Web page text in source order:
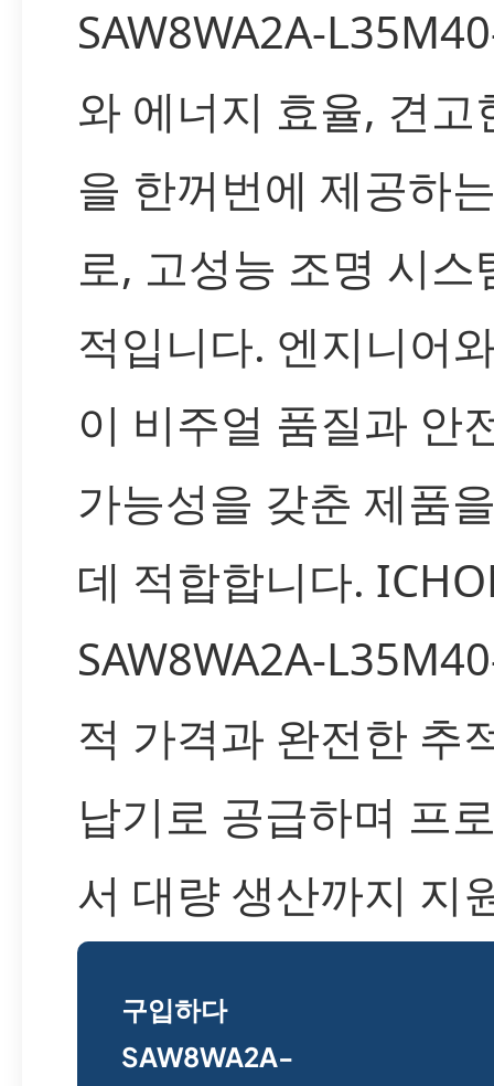
SAW8WA2A-
와 에너지 효율, 견고
을 한꺼번에 제공하
로, 고성능 조명 시스
적입니다. 엔지니어
이 비주얼 품질과 안
가능성을 갖춘 제품
데 적합합니다.
SAW8WA2A-
적 가격과 완전한 추
납기로 공급하며 프
서 대량 생산까지 지
구입하다
SAW8WA2A-